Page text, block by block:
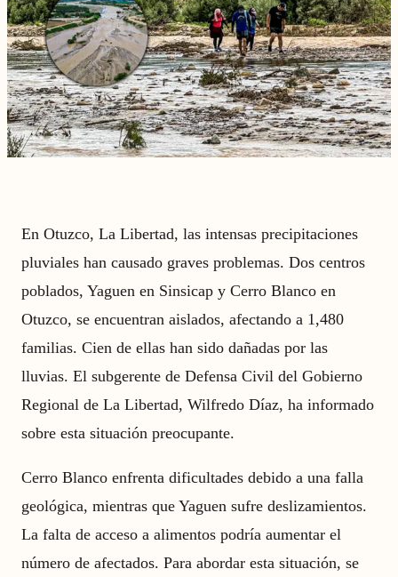
En Otuzco, La Libertad, las intensas precipitaciones
pluviales han causado graves problemas. Dos centros
poblados, Yaguen en Sinsicap y Cerro Blanco en
Otuzco, se encuentran aislados, afectando a 1,480
familias. Cien de ellas han sido dañadas por las
lluvias. El subgerente de Defensa Civil del Gobierno
Regional de La Libertad, Wilfredo Díaz, ha informado
sobre esta situación preocupante.
Cerro Blanco enfrenta dificultades debido a una falla
geológica, mientras que Yaguen sufre deslizamientos.
La falta de acceso a alimentos podría aumentar el
número de afectados. Para abordar esta situación, se